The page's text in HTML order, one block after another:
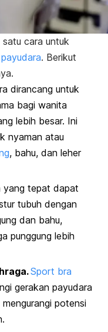
cara untuk
. Berikut
dirancang untuk
bagi wanita
lebih besar. Ini
nyaman atau
, bahu, dan leher
yang tepat dapat
tubuh dengan
dan bahu,
punggung lebih
Sport bra
gerakan payudara
potensi